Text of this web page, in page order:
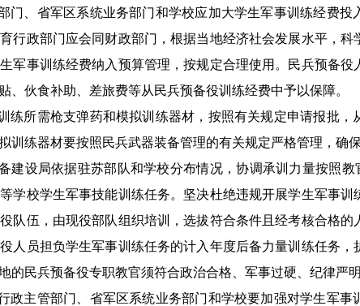
门、省军区系统业务部门和学校应加大学生军事训练经费投
行政部门应会同财政部门，根据当地经济社会发展水平，
军事训练经费纳入预算管理，按规定合理使用。民兵预备役
、伙食补助、差旅费等从民兵预备役训练经费中予以保障。
练所需枪支弹药和模拟训练器材，按照有关规定申请报批，
训练器材要按照民兵武器装备管理的有关规定严格管理，确保
建设局依据驻苏部队和学校分布情况，协调承训力量按照教
学校学生军事技能训练任务。坚决杜绝违规开展学生军事训
队伍，由现役部队组织培训，选拔符合条件且经考核合格的
人员担负学生军事训练任务的计入年度后备力量训练任务，
的民兵预备役专职教官须符合政治合格、军事过硬、纪律严
政主管部门、省军区系统业务部门和学校要加强对学生军事